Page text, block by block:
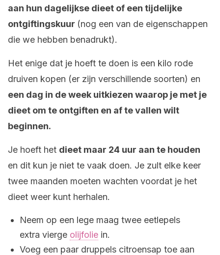
aan hun dagelijkse dieet of een tijdelijke
ontgiftingskuur (nog een van de eigenschappen
die we hebben benadrukt).
Het enige dat je hoeft te doen is een kilo rode
druiven kopen (er zijn verschillende soorten) en
een dag in de week uitkiezen waarop je met je
dieet om te ontgiften en af te vallen wilt
beginnen.
Je hoeft het dieet maar 24 uur aan te houden
en dit kun je niet te vaak doen. Je zult elke keer
twee maanden moeten wachten voordat je het
dieet weer kunt herhalen.
Neem op een lege maag twee eetlepels
extra vierge olijfolie in.
Voeg een paar druppels citroensap toe aan